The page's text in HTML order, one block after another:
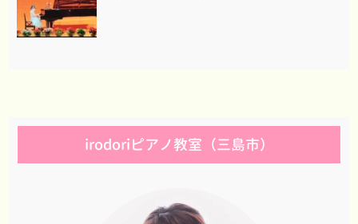
irodoriピアノ教室（三島市）